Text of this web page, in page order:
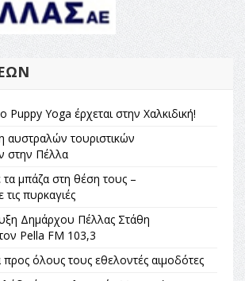
Puppy Yoga έρχεται στην Χαλκιδική!
αυστραλών τουριστικών
στην Πέλλα
μπάζα στη θέση τους –
πυρκαγιές
Δημάρχου Πέλλας Στάθη
Pella FM 103,3
όλους τους εθελοντές αιμοδότες